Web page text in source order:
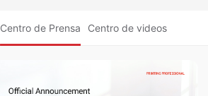
Centro de Prensa Centro de videos